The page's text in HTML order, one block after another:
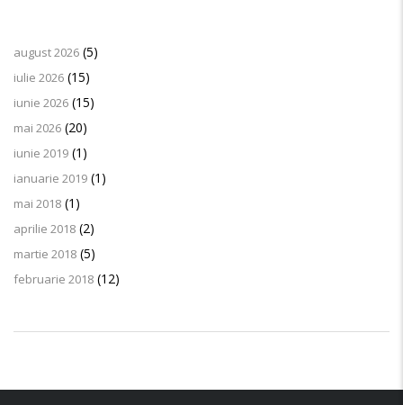
august 2026 (5)
iulie 2026 (15)
iunie 2026 (15)
mai 2026 (20)
iunie 2019 (1)
ianuarie 2019 (1)
mai 2018 (1)
aprilie 2018 (2)
martie 2018 (5)
februarie 2018 (12)